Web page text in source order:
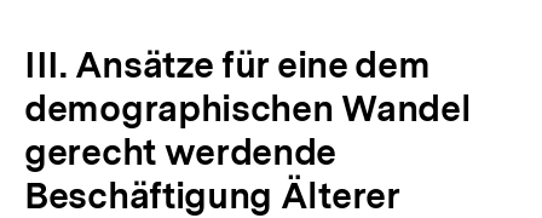
III. Ansätze für eine dem
demographischen Wandel
gerecht werdende
Beschäftigung Älterer